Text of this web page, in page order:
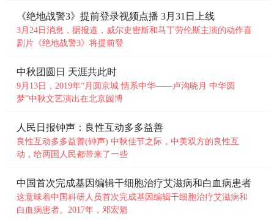
《绝地战警3》提前登录视频点播 3月31日上线
3月24日消息，据报道，威尔史密斯和马丁劳伦斯主演的动作喜
剧片《绝地战警3》将提前登
中秋团圆日 天涯共此时
9月13日，2019年“月圆京城 情系中华——卢沟晓月 中华圆
梦”中秋文艺演出在北京园博
人民日报钟声：良性互动多多益善
良性互动多多益善(钟声) 中秋佳节之际，中美双方的良性互
动，给两国人民都带来了一些
中国首次完成基因编辑干细胞治疗艾滋病和白血病患者
这意味着中国科研人员首次完成基因编辑干细胞治疗艾滋病和
白血病患者。2017年，邓宏魁